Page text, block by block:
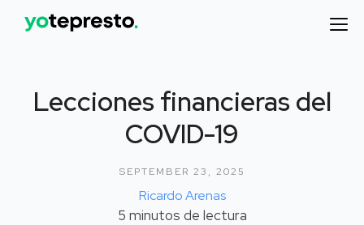
Lecciones financieras del
COVID-19
SEPTEMBER 23, 2025
Ricardo Arenas
5 minutos de lectura